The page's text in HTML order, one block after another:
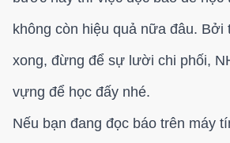
không còn hiệu quả nữa đâu. Bởi
xong, đừng để sự lười chi phối,
vựng để học đấy nhé.
Nếu bạn đang đọc báo trên máy